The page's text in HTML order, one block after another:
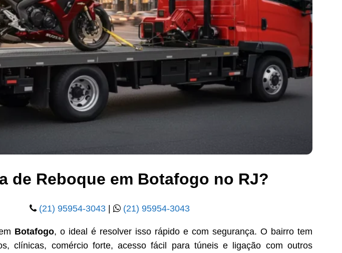
de Reboque em Botafogo no RJ?
(21) 95954-3043 | (21) 95954-3043
Botafogo, o ideal é resolver isso rápido e com segurança. O bairro tem
clínicas, comércio forte, acesso fácil para túneis e ligação com outros